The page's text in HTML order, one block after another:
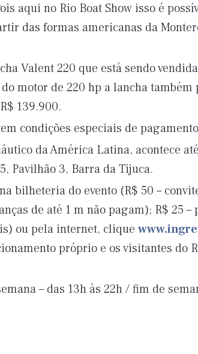
aqui no Rio Boat Show isso é
das formas americanas da
Valent 220 que está sendo
motor de 220 hp a lancha
139.900.
condições especiais de
da América Latina, acontece
Pavilhão 3, Barra da Tijuca.
bilheteria do evento (R$ 50 –
de até 1 m não pagam); R$ 25 –
ou pela internet, clique
próprio e os visitantes do
– das 13h às 22h / fim de